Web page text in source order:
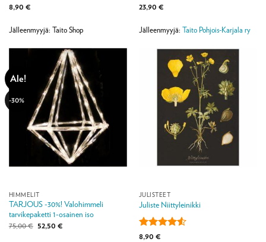
Arvostelu
/ 5
8,90 €
Jälleenmyyjä: Taito Shop
Arvostelu
/ 5
23,90 €
Jälleenmyyjä: Taito Pohjois-Karjala ry
Ale!
-30%
HIMMELIT
TARJOUS -30%! Valohimmeli
tarvikepaketti 1-osainen iso
75,00€ Alkuperäinen
hinta
52,50 €Nykyinen
JULISTEET
Juliste Niittyleinikki
Arvostelu
8,90 €